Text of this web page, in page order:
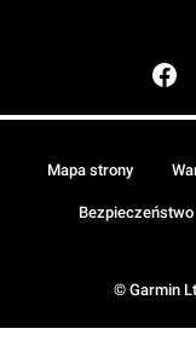
© Garmin
Mapa strony
Bezpieczeństwo